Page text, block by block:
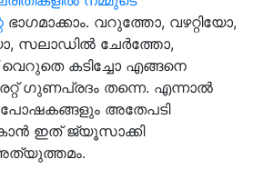
ഭാഗമാക്കാം. വറുത്തോ, വഴറ്റിയോ,
സലാഡിൽ ചേർത്തോ,
കടിച്ചോ എങ്ങനെ
ഗുണപ്രദം തന്നെ. എന്നാൽ
പോഷകങ്ങളും അതേപടി
ഇത്‌ ജ്യൂസാക്കി